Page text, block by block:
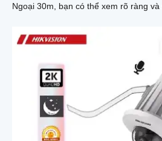
Ngoại 30m, bạn có thể xem rõ ràng